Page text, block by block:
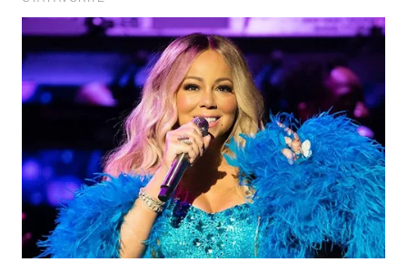
WN
KUNINGAN
WN
MAJALENGKA
WN
SUBANG
WN
SUKABUMI